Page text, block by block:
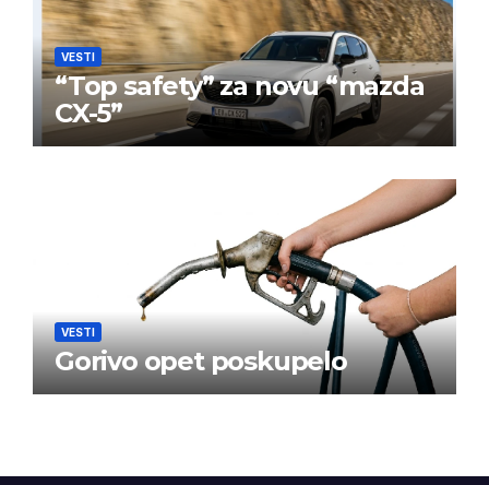
VESTI
“Top safety” za novu “mazda
CX-5”
VESTI
Gorivo opet poskupelo